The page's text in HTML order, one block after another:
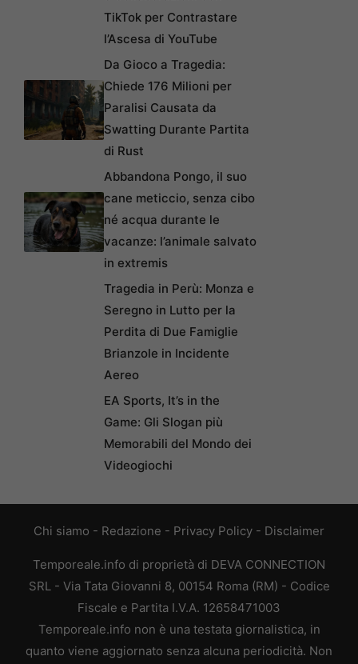
TikTok per Contrastare
l’Ascesa di YouTube
Da Gioco a Tragedia:
Chiede 176 Milioni per
Paralisi Causata da
Swatting Durante Partita
di Rust
Abbandona Pongo, il suo
cane meticcio, senza cibo
né acqua durante le
vacanze: l’animale salvato
in extremis
Tragedia in Perù: Monza e
Seregno in Lutto per la
Perdita di Due Famiglie
Brianzole in Incidente
Aereo
EA Sports, It’s in the
Game: Gli Slogan più
Memorabili del Mondo dei
Videogiochi
Chi siamo - Redazione - Privacy Policy - Disclaimer
Temporeale.info di proprietà di DEVA CONNECTION
SRL - Via Tata Giovanni 8, 00154 Roma (RM) - Codice
Fiscale e Partita I.V.A. 12658471003
Temporeale.info non è una testata giornalistica, in
quanto viene aggiornato senza alcuna periodicità. Non